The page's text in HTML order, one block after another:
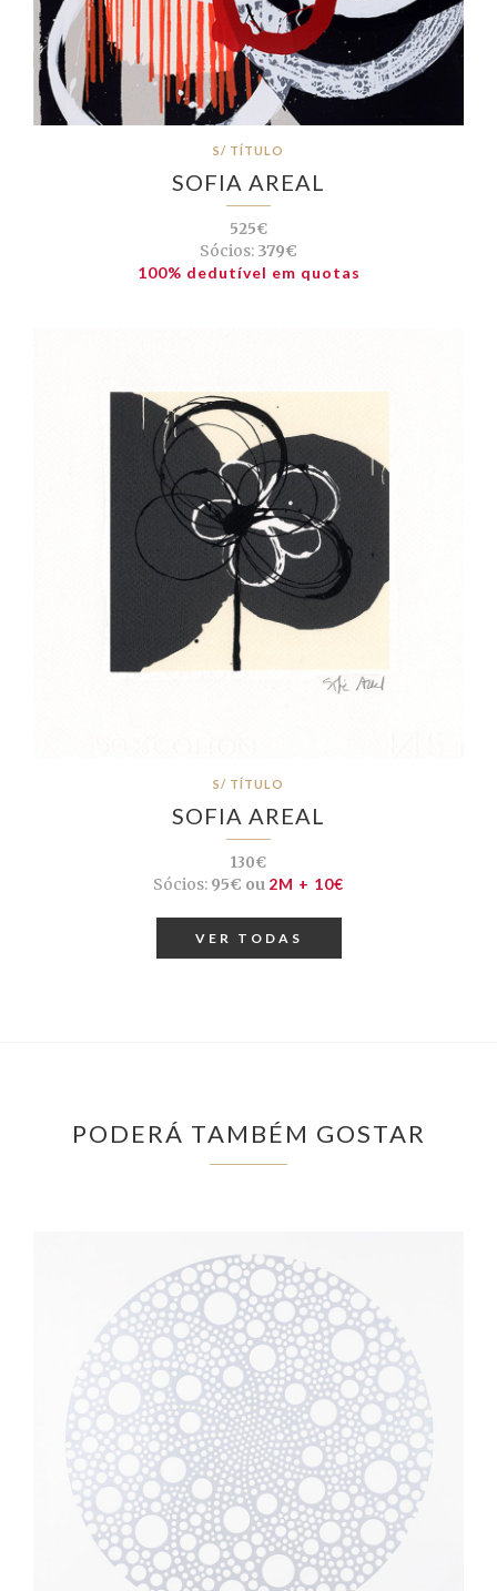
S/ TÍTULO
SOFIA AREAL
525€
Sócios: 379€
100% dedutível em quotas
S/ TÍTULO
SOFIA AREAL
130€
Sócios: 95€ ou 2M + 10€
VER TODAS
PODERÁ TAMBÉM GOSTAR